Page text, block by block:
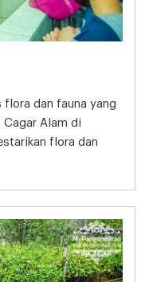
flora dan fauna yang
Cagar Alam di
flora dan